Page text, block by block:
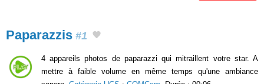
Paparazzis #1
4 appareils photos de paparazzi qui mitraillent votre star. A
mettre à faible volume en même temps qu'une ambiance